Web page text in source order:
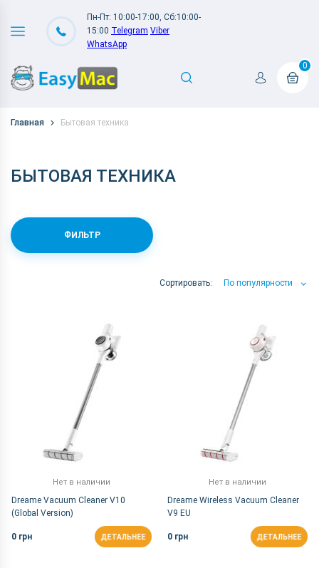
Пн-Пт: 10:00-17:00, Сб:10:00-
15:00 Telegram Viber
WhatsApp
0
Главная Бытовая техника
БЫТОВАЯ ТЕХНИКА
ФИЛЬТР
Сортировать: По популярности
По популярности
Нет в наличии
Dreame Vacuum Cleaner V10
(Global Version)
0 грн ДЕТАЛЬНЕЕ
Нет в наличии
Dreame Wireless Vacuum Cleaner
V9 EU
0 грн ДЕТАЛЬНЕЕ